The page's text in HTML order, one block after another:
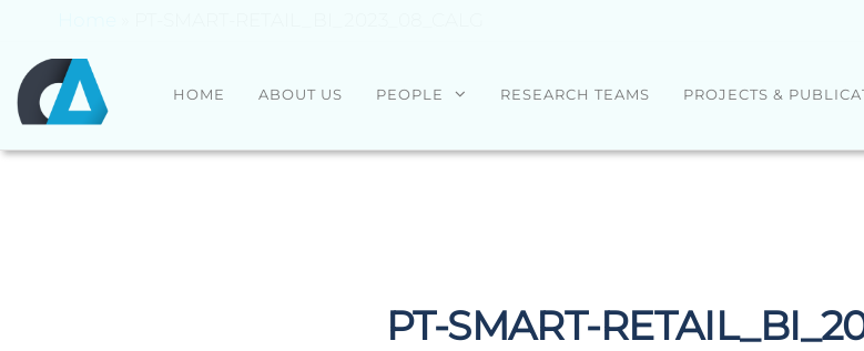
CENTRO
Universidade
HOME ABOUT US PEOPLE RESEARCH TEAMS PROJECTS &
PT-SMART-